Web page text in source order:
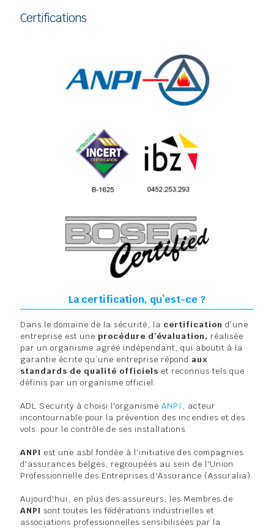
Certifications
La certification, qu’est-ce ?
Dans le domaine de la sécurité, la certification d’une
entreprise est une procédure d’évaluation, réalisée
par un organisme agréé indépendant, qui aboutit à la
garantie écrite qu’une entreprise répond aux
standards de qualité officiels et reconnus tels que
définis par un organisme officiel.
ADL Security à choisi l'organisme ANPI , acteur
incontournable pour la prévention des incendies et des
vols. pour le contrôle de ses installations.
ANPI est une asbl fondée à l'initiative des compagnies
d'assurances belges, regroupées au sein de l'Union
Professionnelle des Entreprises d'Assurance (Assuralia).
Aujourd'hui, en plus des assureurs, les Membres de
ANPI sont toutes les fédérations industrielles et
associations professionnelles sensibilisées par la